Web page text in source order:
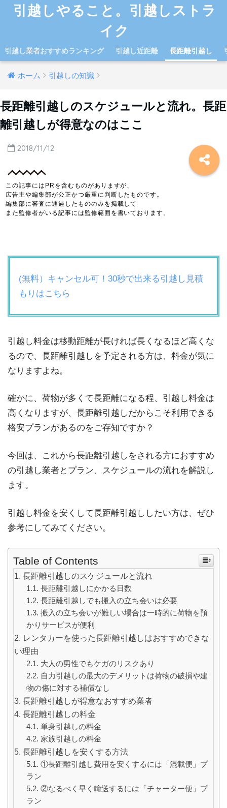
引越しやること。引越しストラ
イク
引越し業者おすすめランキング 引越し近距離 長距離引越し
ホーム 引越しの知識
長距離引越しのスケジュールと流れ。長距
離引越しが得意なのはここ
2018/11/12
(無料）キャンセル可！30秒で出来る引越し見積
もりはこちら
引越し料金は移動距離が長ければ長くなるほど高くな
るので、長距離引越しを予定される方は、料金が気に
なりますよね。
確かに、荷物が多くて長距離になる程、引越し料金は
高くなりますが、長距離引越しだからこそ利用できる
格安プランがあるのをご存知ですか？
今回は、これから長距離引越しをされる方におすすめ
の引越し業者とプラン、スケジュールの流れを解説し
ます。
引越し料金を安くして長距離引越ししたい方は、ぜひ
参考にしてみてください。
Table of Contents
長距離引越しのスケジュールと流れ
長距離引越しにかかる日数
長距離引越しでも搬入の立ち会いは必要
搬入の立ち会いが難しい場合は一時的に荷物を預
かりサービスが便利
レンタカーを使った長距離引越しはおすすめできな
い理由
大人の男性でもケガのリスクあり
自力引越しの最大のデメリットは荷物の破損や建
物の傷に対する補償なし
長距離引越しが得意なおすすめ業者
長距離引越しの料金
単身引越しの料金
家族引越しの料金
長距離引越しを安くする方法
①長距離引越し費用を安くするには「混載便」プ
ラン
②なるべく早く輸送するには「チャーター便」プ
ラン